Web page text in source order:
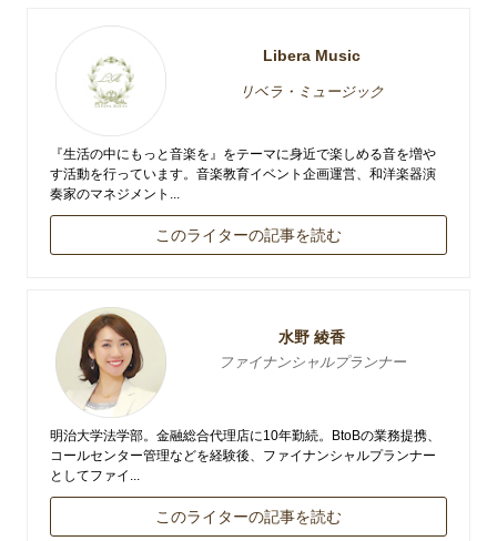
Libera Music
リベラ・ミュージック
『生活の中にもっと音楽を』をテーマに身近で楽しめる音を増や
す活動を行っています。音楽教育イベント企画運営、和洋楽器演
奏家のマネジメント...
このライターの記事を読む
水野 綾香
ファイナンシャルプランナー
明治大学法学部。金融総合代理店に10年勤続。BtoBの業務提携、
コールセンター管理などを経験後、ファイナンシャルプランナー
としてファイ...
このライターの記事を読む